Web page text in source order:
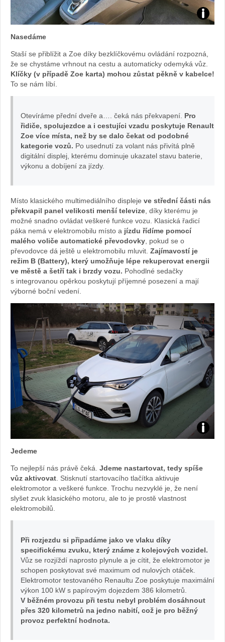
Zdroj:
Nasedáme
Staší se přiblížit a Zoe díky bezklíčkovému ovládání rozpozná,
že se chystáme vrhnout na cestu a automaticky odemyká vůz.
Klíčky (v případě Zoe karta) mohou zůstat pěkně v kabelce!
To se nám líbí.
Otevíráme přední dveře a…. čeká nás překvapení. Pro
řidiče, spolujezdce a i cestujíci vzadu poskytuje Renault
Zoe více místa, než by se dalo čekat od podobné
kategorie vozů. Po usednutí za volant nás přivítá plně
digitální displej, kterému dominuje ukazatel stavu baterie,
výkonu a dobíjení za jízdy.
Místo klasického multimediálního displeje ve střední části nás
překvapil panel velikosti menší televize , díky kterému je
možné snadno ovládat veškeré funkce vozu. Klasická řadicí
páka nemá v elektromobilu místo a jízdu řídíme pomocí
malého voliče automatické převodovky , pokud se o
převodovce dá ještě u elektromobilu mluvit. Zajímavostí je
režim B (Battery), který umožňuje lépe rekuperovat energii
ve městě a šetří tak i brzdy vozu. Pohodlné sedačky
s integrovanou opěrkou poskytují příjemné posezení a mají
výborné boční vedení.
Zdroj:
Jedeme
To nejlepší nás právě čeká. Jdeme nastartovat, tedy spíše
vůz aktivovat. Stisknutí startovacího tlačítka aktivuje
elektromotor a veškeré funkce. Trochu nezvyklé je, že není
slyšet zvuk klasického motoru, ale to je prostě vlastnost
elektromobilů.
Při rozjezdu si připadáme jako ve vlaku díky
specifickému zvuku, který známe z kolejových vozidel.
Vůz se rozjíždí naprosto plynule a je cítit, že elektromotor je
schopen poskytovat své maximum od nulových otáček.
Elektromotor testovaného Renaultu Zoe poskytuje maximální
výkon 100 kW s papírovým dojezdem 386 kilometrů.
V běžném provozu při testu nebyl problém dosáhnout
přes 320 kilometrů na jedno nabití, což je pro běžný
provoz perfektní hodnota.